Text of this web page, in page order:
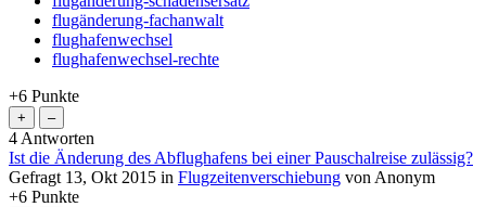
flugänderung-fachanwalt
flughafenwechsel
flughafenwechsel-rechte
+6 Punkte
4 Antworten
Ist die Änderung des Abflughafens bei einer Pauschalreise zulässig?
Gefragt 13, Okt 2015 in Flugzeitenverschiebung von Anonym
+6 Punkte